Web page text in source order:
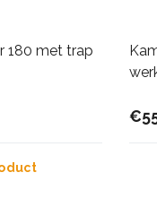
180 met trap